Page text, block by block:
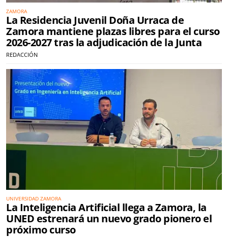
ZAMORA
La Residencia Juvenil Doña Urraca de
Zamora mantiene plazas libres para el curso
2026-2027 tras la adjudicación de la Junta
REDACCIÓN
UNIVERSIDAD ZAMORA
La Inteligencia Artificial llega a Zamora, la
UNED estrenará un nuevo grado pionero el
próximo curso